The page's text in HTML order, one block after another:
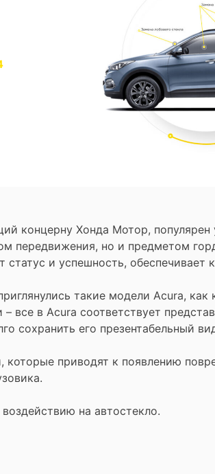
концерну Хонда Мотор,
передвижения, но и предметом
и успешность,
такие модели Acura, как
все в Acura соответствует
сохранить его презентабельный
которые приводят к появлению
на автостекло.